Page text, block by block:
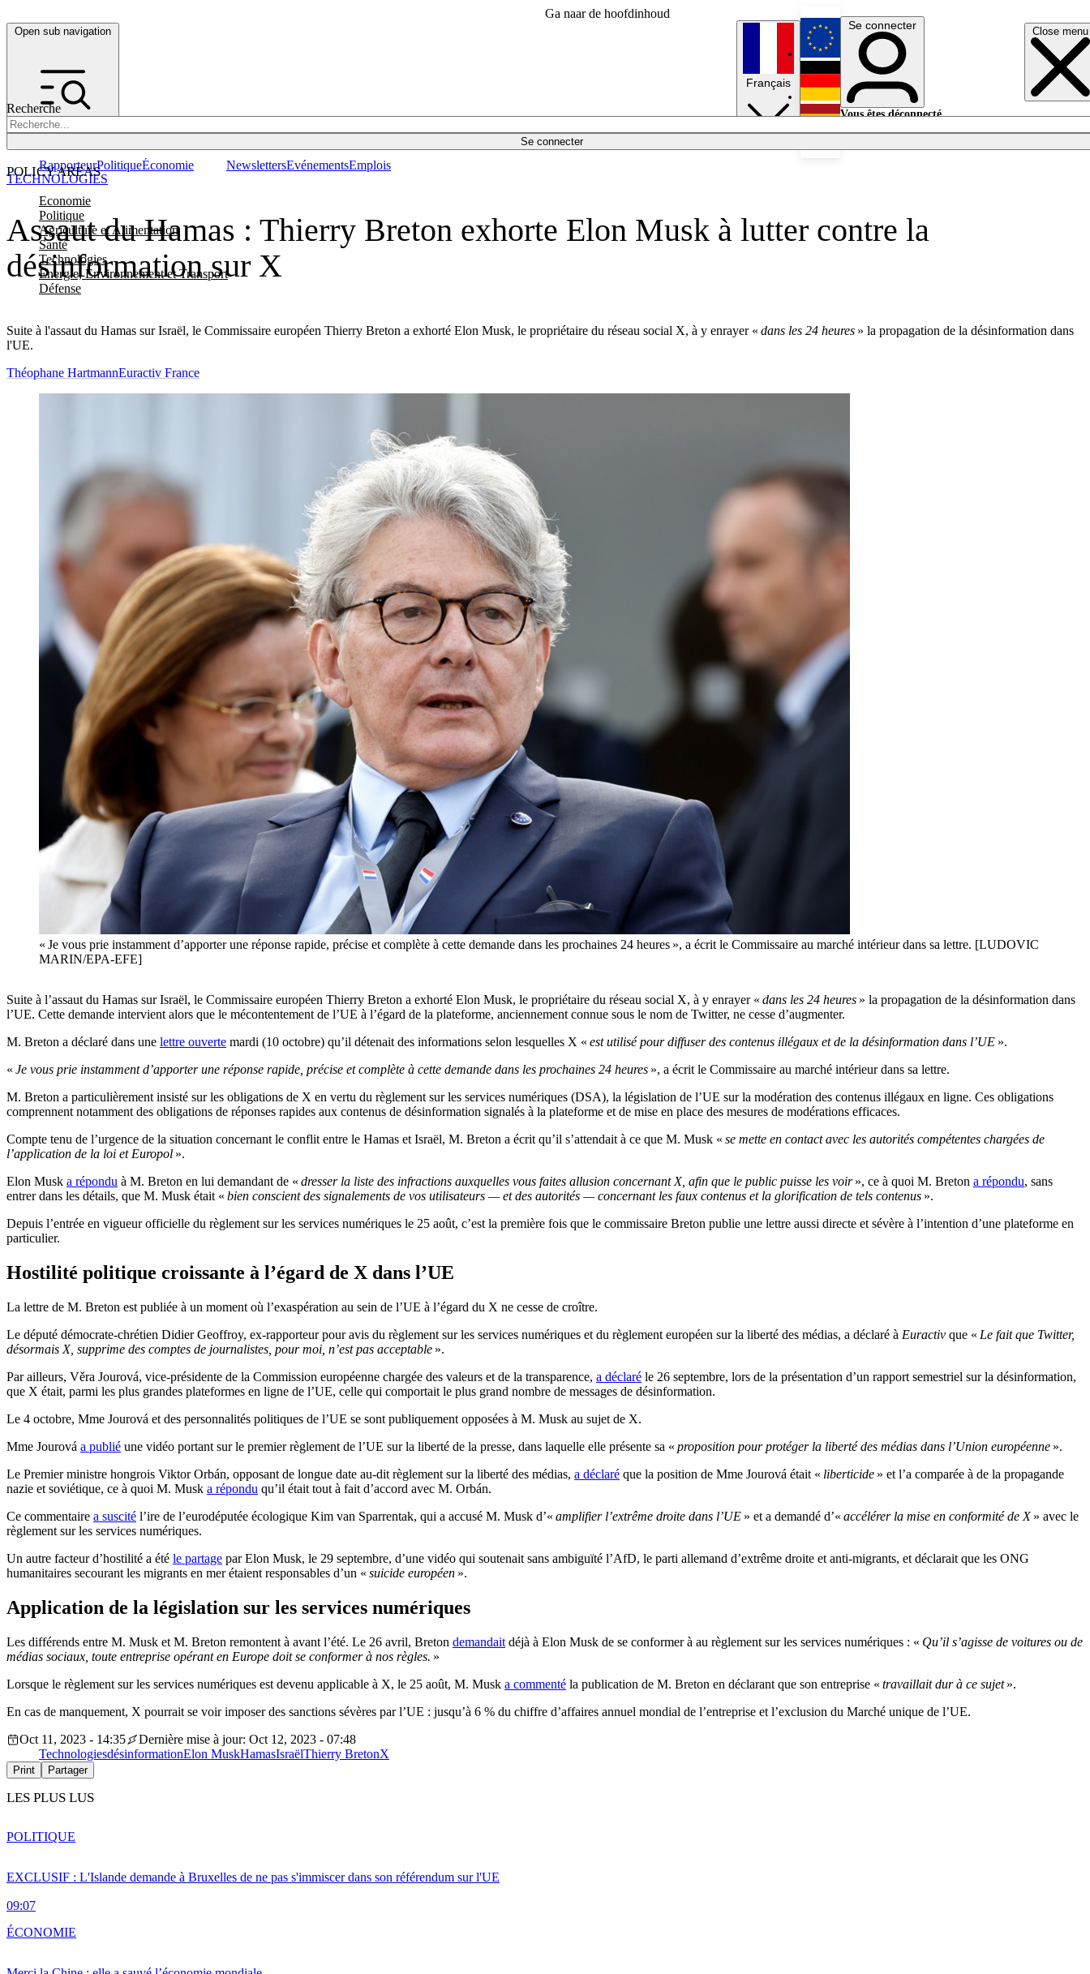
Ga naar de hoofdinhoud
Open sub navigation Close menu
Recherche
Se connecter
POLICY AREAS
Economie
Politique
Agriculture et Alimentation
Santé
Technologies
Energie, Environnement et Transport
Défense
RapporteurPolitiqueÉconomie NewslettersEvénementsEmplois
Français
English
Deutsch
Se connecter
Vous êtes déconnecté.
Assaut du Hamas : Thierry Breton exhorte Elon Musk à lutter contre la
désinformation sur X
Suite à l'assaut du Hamas sur Israël, le Commissaire européen Thierry Breton a exhorté Elon Musk, le propriétaire du réseau social X, à y enrayer « dans les 24 heures » la propagation de la désinformation dans
l'UE.
TECHNOLOGIES
Théophane HartmannEuractiv France
« Je vous prie instamment d’apporter une réponse rapide, précise et complète à cette demande dans les prochaines 24 heures », a écrit le Commissaire au marché intérieur dans sa lettre. [LUDOVIC
MARIN/EPA-EFE]
Suite à l’assaut du Hamas sur Israël, le Commissaire européen Thierry Breton a exhorté Elon Musk, le propriétaire du réseau social X, à y enrayer « dans les 24 heures » la propagation de la désinformation dans
l’UE. Cette demande intervient alors que le mécontentement de l’UE à l’égard de la plateforme, anciennement connue sous le nom de Twitter, ne cesse d’augmenter.
M. Breton a déclaré dans une lettre ouverte mardi (10 octobre) qu’il détenait des informations selon lesquelles X « est utilisé pour diffuser des contenus illégaux et de la désinformation dans l’UE ».
« Je vous prie instamment d’apporter une réponse rapide, précise et complète à cette demande dans les prochaines 24 heures », a écrit le Commissaire au marché intérieur dans sa lettre.
M. Breton a particulièrement insisté sur les obligations de X en vertu du règlement sur les services numériques (DSA), la législation de l’UE sur la modération des contenus illégaux en ligne. Ces obligations
comprennent notamment des obligations de réponses rapides aux contenus de désinformation signalés à la plateforme et de mise en place des mesures de modérations efficaces.
Compte tenu de l’urgence de la situation concernant le conflit entre le Hamas et Israël, M. Breton a écrit qu’il s’attendait à ce que M. Musk « se mette en contact avec les autorités compétentes chargées de
l’application de la loi et Europol ».
Elon Musk a répondu à M. Breton en lui demandant de « dresser la liste des infractions auxquelles vous faites allusion concernant X, afin que le public puisse les voir», ce à quoi M. Breton a répondu, sans
entrer dans les détails, que M. Musk était « bien conscient des signalements de vos utilisateurs — et des autorités — concernant les faux contenus et la glorification de tels contenus ».
Depuis l’entrée en vigueur officielle du règlement sur les services numériques le 25 août, c’est la première fois que le commissaire Breton publie une lettre aussi directe et sévère à l’intention d’une plateforme en
particulier.
Hostilité politique croissante à l’égard de X dans l’UE
La lettre de M. Breton est publiée à un moment où l’exaspération au sein de l’UE à l’égard du X ne cesse de croître.
Le député démocrate-chrétien Didier Geoffroy, ex-rapporteur pour avis du règlement sur les services numériques et du règlement européen sur la liberté des médias, a déclaré à Euractiv que « Le fait que Twitter,
désormais X, supprime des comptes de journalistes, pour moi, n’est pas acceptable ».
Par ailleurs, Věra Jourová, vice-présidente de la Commission européenne chargée des valeurs et de la transparence, a déclaré le 26 septembre, lors de la présentation d’un rapport semestriel sur la désinformation,
que X était, parmi les plus grandes plateformes en ligne de l’UE, celle qui comportait le plus grand nombre de messages de désinformation.
Le 4 octobre, Mme Jourová et des personnalités politiques de l’UE se sont publiquement opposées à M. Musk au sujet de X.
Mme Jourová a publié une vidéo portant sur le premier règlement de l’UE sur la liberté de la presse, dans laquelle elle présente sa « proposition pour protéger la liberté des médias dans l’Union européenne ».
Le Premier ministre hongrois Viktor Orbán, opposant de longue date au-dit règlement sur la liberté des médias, a déclaré que la position de Mme Jourová était « liberticide » et l’a comparée à de la propagande
nazie et soviétique, ce à quoi M. Musk a répondu qu’il était tout à fait d’accord avec M. Orbán.
Ce commentaire a suscité l’ire de l’eurodéputée écologique Kim van Sparrentak, qui a accusé M. Musk d’« amplifier l’extrême droite dans l’UE » et a demandé d’« accélérer la mise en conformité de X» avec le
règlement sur les services numériques.
Un autre facteur d’hostilité a été le partage par Elon Musk, le 29 septembre, d’une vidéo qui soutenait sans ambiguïté l’AfD, le parti allemand d’extrême droite et anti-migrants, et déclarait que les ONG
humanitaires secourant les migrants en mer étaient responsables d’un « suicide européen ».
Application de la législation sur les services numériques
Les différends entre M. Musk et M. Breton remontent à avant l’été. Le 26 avril, Breton demandait déjà à Elon Musk de se conformer à au règlement sur les services numériques : « Qu’il s’agisse de voitures ou de
médias sociaux, toute entreprise opérant en Europe doit se conformer à nos règles. »
Lorsque le règlement sur les services numériques est devenu applicable à X, le 25 août, M. Musk a commenté la publication de M. Breton en déclarant que son entreprise « travaillait dur à ce sujet».
En cas de manquement, X pourrait se voir imposer des sanctions sévères par l’UE : jusqu’à 6 % du chiffre d’affaires annuel mondial de l’entreprise et l’exclusion du Marché unique de l’UE.
Oct 11, 2023 - 14:35
Dernière mise à jour: Oct 12, 2023 - 07:48
TechnologiesdésinformationElon MuskHamasIsraëlThierry BretonX
Print Partager
LES PLUS LUS
EXCLUSIF : L'Islande demande à Bruxelles de ne pas s'immiscer dans son référendum sur l'UE
09:07
POLITIQUE
ÉCONOMIE